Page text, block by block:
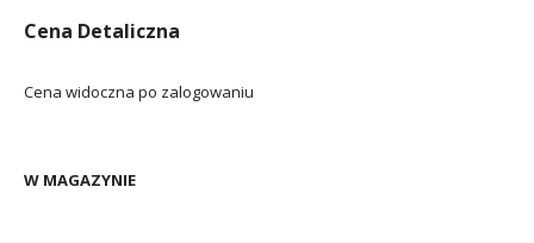
Cena Detaliczna
Cena widoczna po zalogowaniu
W MAGAZYNIE